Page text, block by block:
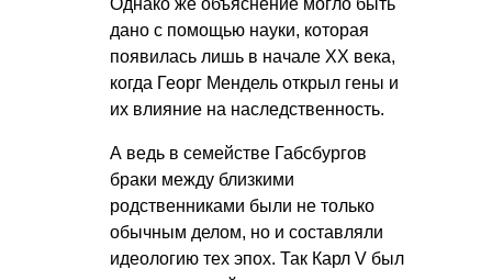
дано с помощью науки, которая
появилась лишь в начале ХХ века,
когда Георг Мендель открыл гены и
их влияние на наследственность.
А ведь в семействе Габсбургов
браки между близкими
родственниками были не только
обычным делом, но и составляли
идеологию тех эпох. Так Карл V был